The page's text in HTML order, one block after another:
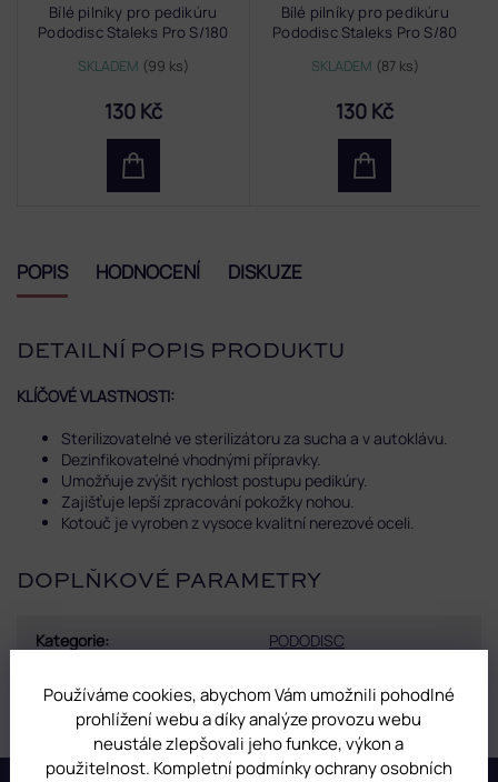
Používáme cookies, abychom Vám umožnili pohodlné
prohlížení webu a díky analýze provozu webu
neustále zlepšovali jeho funkce, výkon a
použitelnost. Kompletní podmínky ochrany osobních
Bílé pilníky pro pedikúru
Pododisc Staleks Pro S/180
SKLADEM (99 ks)
130 Kč
Bílé pilníky pro pedikúru
Pododisc Staleks Pro S/80
SKLADEM (87 ks)
130 Kč
POPIS HODNOCENÍ DISKUZE
DETAILNÍ POPIS PRODUKTU
KLÍČOVÉ VLASTNOSTI:
Sterilizovatelné ve sterilizátoru za sucha a v autoklávu.
Dezinfikovatelné vhodnými přípravky.
Umožňuje zvýšit rychlost postupu pedikúry.
Zajišťuje lepší zpracování pokožky nohou.
Kotouč je vyroben z vysoce kvalitní nerezové oceli.
DOPLŇKOVÉ PARAMETRY
Kategorie: PODODISC
Hmotnost: 0.01 kg